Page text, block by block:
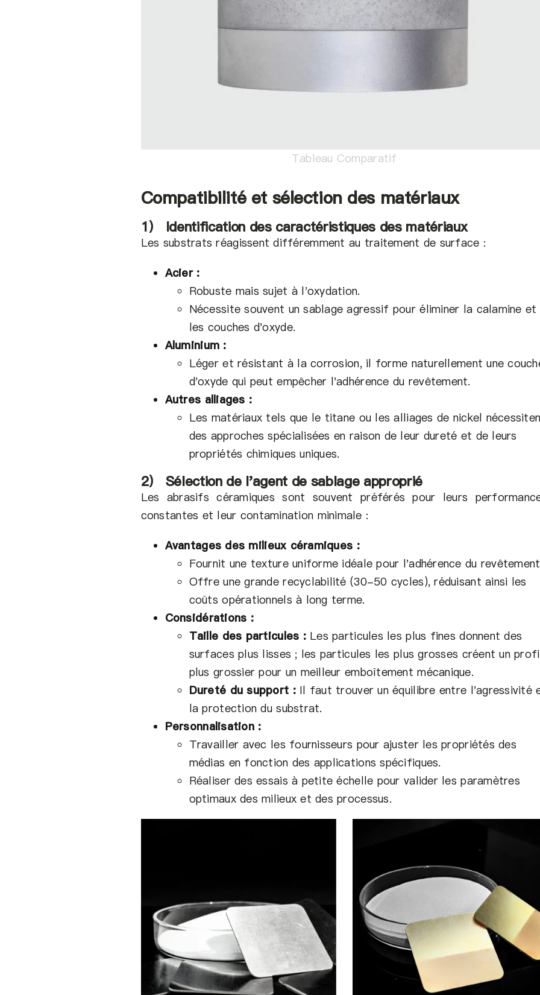
Tableau Comparatif
Compatibilité et sélection des matériaux
1） Identification des caractéristiques des matériaux
Les substrats réagissent différemment au traitement de surface :
Acier :
Robuste mais sujet à l'oxydation.
Nécessite souvent un sablage agressif pour éliminer la calamine et
les couches d'oxyde.
Aluminium :
Léger et résistant à la corrosion, il forme naturellement une
d'oxyde qui peut empêcher l'adhérence du revêtement.
Autres alliages :
Les matériaux tels que le titane ou les alliages de nickel
des approches spécialisées en raison de leur dureté et de leurs
propriétés chimiques uniques.
2） Sélection de l'agent de sablage approprié
Les abrasifs céramiques sont souvent préférés pour leurs
constantes et leur contamination minimale :
Avantages des milieux céramiques :
Fournit une texture uniforme idéale pour l'adhérence du
Offre une grande recyclabilité (30-50 cycles), réduisant ainsi les
coûts opérationnels à long terme.
Considérations :
Taille des particules :Les particules les plus fines donnent des
surfaces plus lisses ; les particules les plus grosses créent un
plus grossier pour un meilleur emboîtement mécanique.
Dureté du support :Il faut trouver un équilibre entre l'agressivité
la protection du substrat.
Personnalisation :
Travailler avec les fournisseurs pour ajuster les propriétés des
médias en fonction des applications spécifiques.
Réaliser des essais à petite échelle pour valider les paramètres
optimaux des milieux et des processus.